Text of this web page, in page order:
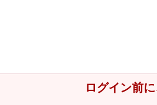
ログイン前